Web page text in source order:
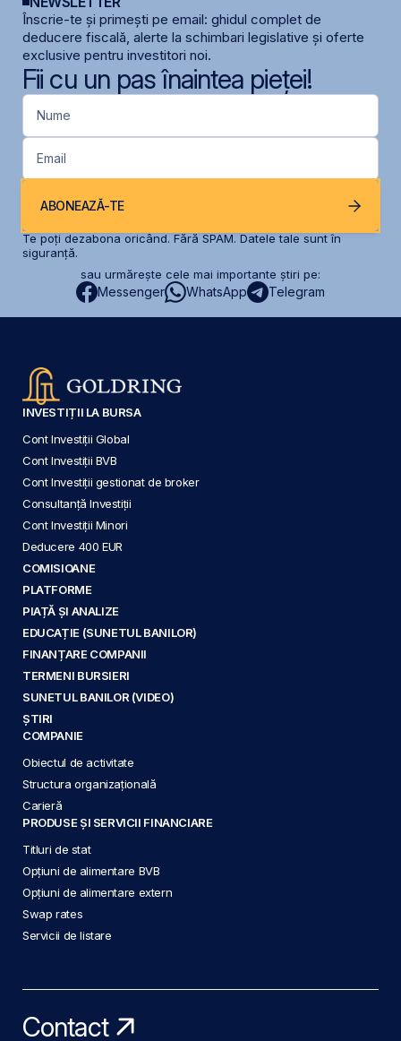
Înscrie-te și primești pe email: ghidul complet de
deducere fiscală, alerte la schimbari legislative și oferte
exclusive pentru investitori noi.
Fii cu un pas înaintea pieței!
Nume
Email
ABONEAZĂ-TE
Te poți dezabona oricând. Fără SPAM. Datele tale sunt în
siguranță.
sau urmărește cele mai importante știri pe:
Messenger WhatsApp Telegram
INVESTIȚII LA BURSA
Cont Investiții Global
Cont Investiții BVB
Cont Investiții gestionat de broker
Consultanță Investiții
Cont Investiții Minori
Deducere 400 EUR
COMISIOANE
PLATFORME
PIAȚĂ ȘI ANALIZE
EDUCAȚIE (SUNETUL BANILOR)
FINANȚARE COMPANII
TERMENI BURSIERI
SUNETUL BANILOR (VIDEO)
ȘTIRI
COMPANIE
Obiectul de activitate
Structura organizațională
Carieră
PRODUSE ȘI SERVICII FINANCIARE
Titluri de stat
Opțiuni de alimentare BVB
Opțiuni de alimentare extern
Swap rates
Servicii de listare
Contact